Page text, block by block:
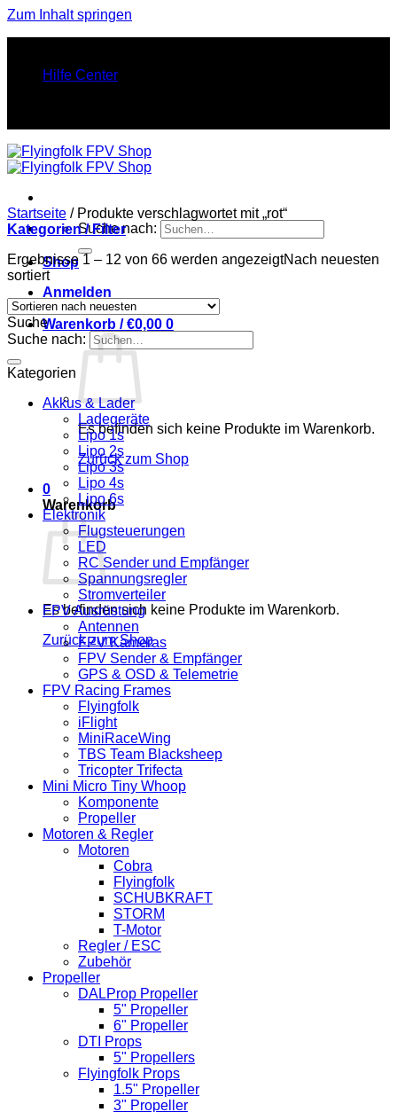
Zum Inhalt springen
Hilfe Center
Suche nach:
Shop
Anmelden
Warenkorb /€0,00 0
Es befinden sich keine Produkte im Warenkorb.
Zurück zum Shop
0
Warenkorb
Es befinden sich keine Produkte im Warenkorb.
Zurück zum Shop
Startseite /Produkte verschlagwortet mit „rot“
Kategorien / Filter
Ergebnisse 1 – 12 von 66 werden angezeigtNach neuesten
sortiert
Suche
Suche nach:
Kategorien
Akkus & Lader
Ladegeräte
Lipo 1s
Lipo 2s
Lipo 3s
Lipo 4s
Lipo 6s
Elektronik
Flugsteuerungen
LED
RC Sender und Empfänger
Spannungsregler
Stromverteiler
FPV Ausrüstung
Antennen
FPV Kameras
FPV Sender & Empfänger
GPS & OSD & Telemetrie
FPV Racing Frames
Flyingfolk
iFlight
MiniRaceWing
TBS Team Blacksheep
Tricopter Trifecta
Mini Micro Tiny Whoop
Komponente
Propeller
Motoren & Regler
Motoren
Cobra
Flyingfolk
SCHUBKRAFT
STORM
T-Motor
Regler / ESC
Zubehör
Propeller
DALProp Propeller
5" Propeller
6" Propeller
DTI Props
5" Propellers
Flyingfolk Props
1.5" Propeller
3" Propeller